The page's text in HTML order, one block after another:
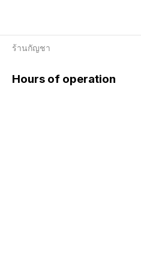
ร้านกัญชา
Hours of operation